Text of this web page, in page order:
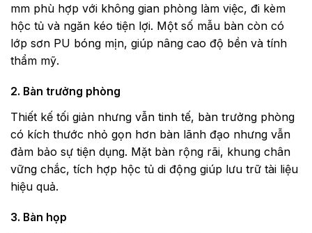
mm phù hợp với không gian phòng làm việc, đi kèm
hộc tủ và ngăn kéo tiện lợi. Một số mẫu bàn còn có
lớp sơn PU bóng mịn, giúp nâng cao độ bền và tính
thẩm mỹ.
2. Bàn trưởng phòng
Thiết kế tối giản nhưng vẫn tinh tế, bàn trưởng phòng
có kích thước nhỏ gọn hơn bàn lãnh đạo nhưng vẫn
đảm bảo sự tiện dụng. Mặt bàn rộng rãi, khung chân
vững chắc, tích hợp hộc tủ di động giúp lưu trữ tài liệu
hiệu quả.
3. Bàn họp